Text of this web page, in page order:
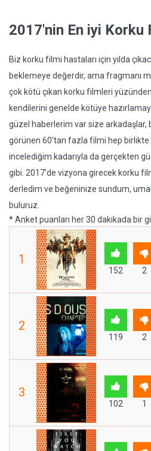
2017'nin En iyi Korku
Biz korku filmi hastaları için yılda
beklemeye değerdir, ama fragmanı
çok kötü çıkan korku filmleri
kendilerini genelde kötüye hazırlamaya
güzel haberlerim var size arkadaşlar,
görünen 60'tan fazla filmi hep birlikte
incelediğim kadarıyla da gerçekten
gibi. 2017'de vizyona girecek korku
derledim ve beğeninize sundum,
buluruz.
* Anket puanları her 30 dakikada bir
1
152 2
2
119 2
3
102 1